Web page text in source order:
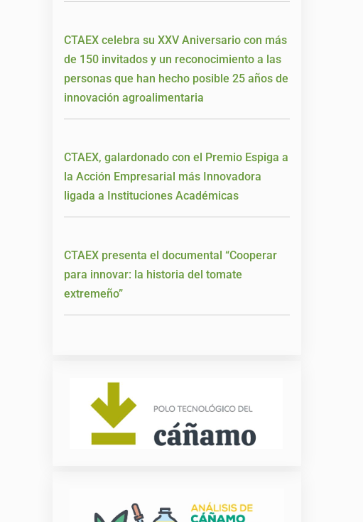
CTAEX celebra su XXV Aniversario con más
de 150 invitados y un reconocimiento a las
personas que han hecho posible 25 años de
innovación agroalimentaria
CTAEX, galardonado con el Premio Espiga a
la Acción Empresarial más Innovadora
ligada a Instituciones Académicas
CTAEX presenta el documental “Cooperar
para innovar: la historia del tomate
extremeño”